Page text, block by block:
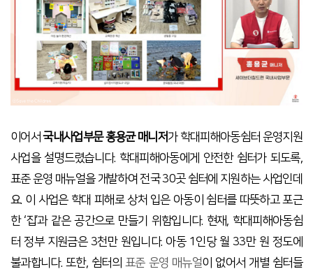
이어서국내사업부문 홍용균 매니저가 학대피해아동쉼터 운영지원
사업을 설명드렸습니다. 학대피해아동에게 안전한 쉼터가 되도록,
표준 운영 매뉴얼을 개발하여 전국30곳 쉼터에 지원하는 사업인데
요. 이 사업은 학대 피해로 상처 입은 아동이 쉼터를 따뜻하고 포근
한 ‘집’과 같은 공간으로 만들기 위함입니다. 현재, 학대피해아동쉼
터 정부 지원금은 3천만 원입니다. 아동 1 인당 월 33만 원 정도에
불과합니다. 또한, 쉼터의 표준 운영 매뉴얼이 없어서 개별 쉼터들